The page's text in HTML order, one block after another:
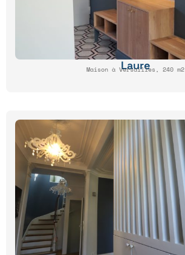
Laure
Maison à Versailles, 240 m2